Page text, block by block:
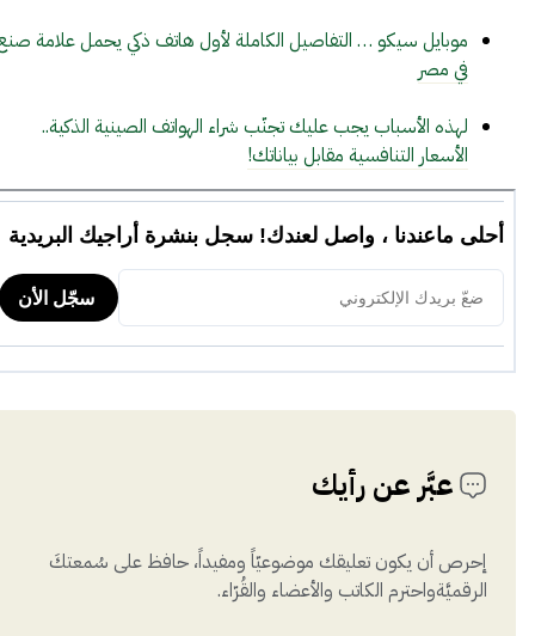
موبايل سيكو … التفاصيل الكاملة لأول هاتف ذكي يحمل علامة
في مصر
لهذه الأسباب يجب عليك تجنّب شراء الهواتف الصينية الذكية..
الأسعار التنافسية مقابل بياناتك!
عبَّر عن رأيك
إحرص أن يكون تعليقك موضوعيّاً ومفيداً، حافظ على سُمعتكَ
الرقميَّةواحترم الكاتب والأعضاء والقُرّاء.